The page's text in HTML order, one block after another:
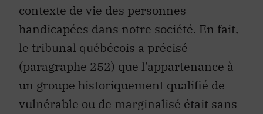
contexte de vie des personnes
handicapées dans notre société. En fait,
le tribunal québécois a précisé
(paragraphe 252) que l’appartenance à
un groupe historiquement qualifié de
vulnérable ou de marginalisé était sans